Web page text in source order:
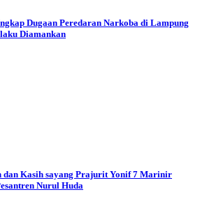
Dugaan Peredaran Narkoba di Lampung
Diamankan
dan Kasih sayang Prajurit Yonif 7 Marinir
Nurul Huda